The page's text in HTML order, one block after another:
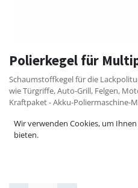
Polierkegel für
Schaumstoffkegel für die
wie Türgriffe, Auto-Grill, Felgen,
Kraftpaket - Akku-Poliermaschine-
Gewinde: M6
Wir verwenden Cookies, um
bieten.